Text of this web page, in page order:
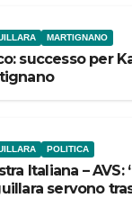
MARTIGNANO
successo per
POLITICA
Italiana – AVS:
servono